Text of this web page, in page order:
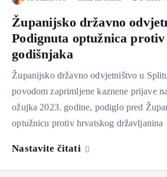
Županijsko državno
Podignuta optužnica
godišnjaka
Županijsko državno odvjetništvo u
povodom zaprimljene kaznene prijave
ožujka 2023. godine, podiglo pred
optužnicu protiv hrvatskog državljanina
Nastavite čitati